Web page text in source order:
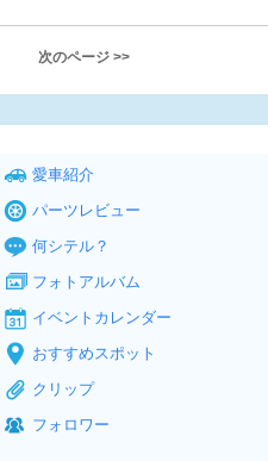
次のページ >>
愛車紹介
パーツレビュー
何シテル？
フォトアルバム
イベントカレンダー
おすすめスポット
クリップ
フォロワー